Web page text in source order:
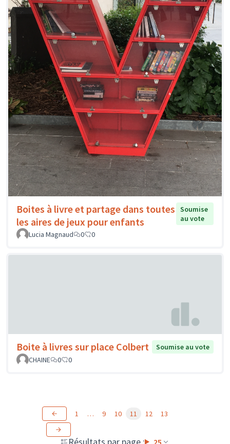
Boites à livre et partage dans toutes
les aires de jeux pour enfants
Soumise
au vote
Lucia Magnaud
0 0
Boite à livres sur place Colbert
Soumise au vote
CHAINE
0 0
Résultats par page : 25
1 … 9 10 11 12 13